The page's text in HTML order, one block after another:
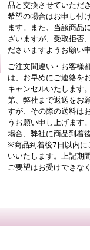
品と交換させていただ
希望の場合はお申し付
ます。また、当該商品
ざいますが、受取拒否
ださいますようお願い
ご注文間違い・お客様
は、お早めにご連絡を
キャンセルいたします
第、弊社まで返送をお
すが、その際の送料は
うお願い申し上げます
場合、弊社に商品到着
※商品到着後7日以内に
いいたします。上記期
ご要望はお受けできな